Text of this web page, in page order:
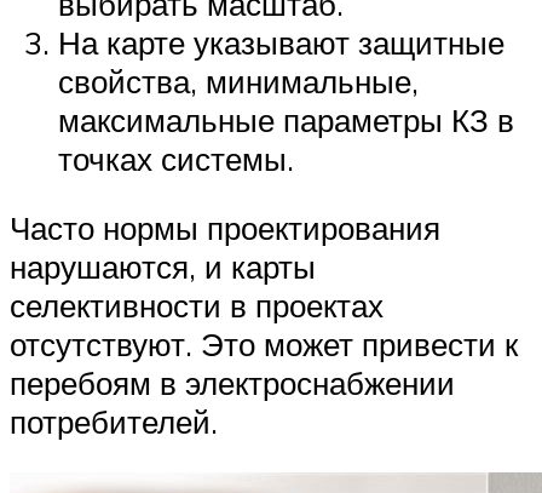
На карте указывают защитные
свойства, минимальные,
максимальные параметры КЗ в
точках системы.
Часто нормы проектирования
нарушаются, и карты
селективности в проектах
отсутствуют. Это может привести к
перебоям в электроснабжении
потребителей.